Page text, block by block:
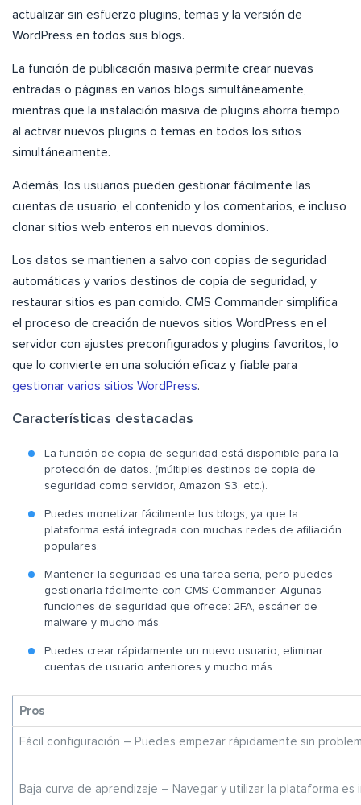
actualizar sin esfuerzo plugins, temas y la versión de
WordPress en todos sus blogs.
La función de publicación masiva permite crear nuevas
entradas o páginas en varios blogs simultáneamente,
mientras que la instalación masiva de plugins ahorra tiempo
al activar nuevos plugins o temas en todos los sitios
simultáneamente.
Además, los usuarios pueden gestionar fácilmente las
cuentas de usuario, el contenido y los comentarios, e incluso
clonar sitios web enteros en nuevos dominios.
Los datos se mantienen a salvo con copias de seguridad
automáticas y varios destinos de copia de seguridad, y
restaurar sitios es pan comido. CMS Commander simplifica
el proceso de creación de nuevos sitios WordPress en el
servidor con ajustes preconfigurados y plugins favoritos, lo
que lo convierte en una solución eficaz y fiable para
gestionar varios sitios WordPress.
Características destacadas
La función de copia de seguridad está disponible para la
protección de datos. (múltiples destinos de copia de
seguridad como servidor, Amazon S3, etc.).
Puedes monetizar fácilmente tus blogs, ya que la
plataforma está integrada con muchas redes de afiliación
populares.
Mantener la seguridad es una tarea seria, pero puedes
gestionarla fácilmente con CMS Commander. Algunas
funciones de seguridad que ofrece: 2FA, escáner de
malware y mucho más.
Puedes crear rápidamente un nuevo usuario, eliminar
cuentas de usuario anteriores y mucho más.
Pros
Fácil configuración – Puedes empezar rápidamente sin
Baja curva de aprendizaje – Navegar y utilizar la plataforma es